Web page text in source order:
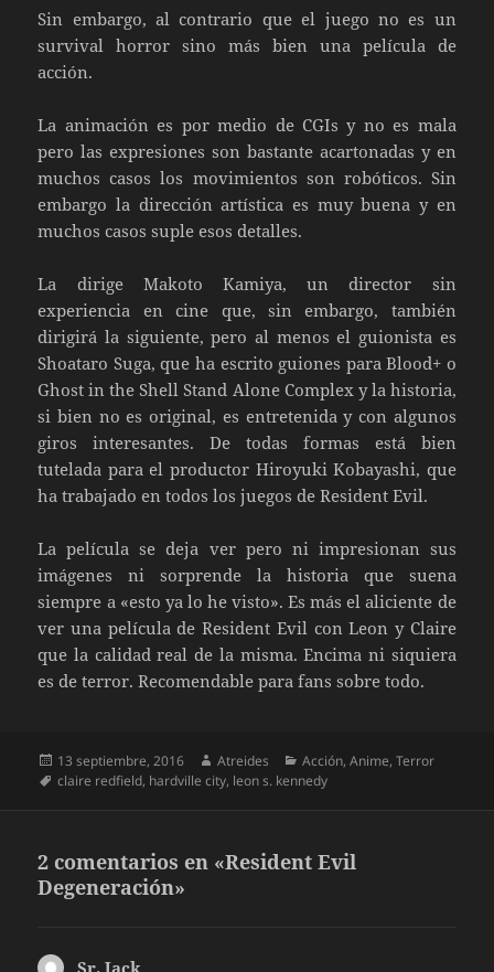
Sin embargo, al contrario que el juego no es un
survival horror sino más bien una película de
acción.
La animación es por medio de CGIs y no es mala
pero las expresiones son bastante acartonadas y en
muchos casos los movimientos son robóticos. Sin
embargo la dirección artística es muy buena y en
muchos casos suple esos detalles.
La dirige Makoto Kamiya, un director sin
experiencia en cine que, sin embargo, también
dirigirá la siguiente, pero al menos el guionista es
Shoataro Suga, que ha escrito guiones para Blood+ o
Ghost in the Shell Stand Alone Complex y la historia,
si bien no es original, es entretenida y con algunos
giros interesantes. De todas formas está bien
tutelada para el productor Hiroyuki Kobayashi, que
ha trabajado en todos los juegos de Resident Evil.
La película se deja ver pero ni impresionan sus
imágenes ni sorprende la historia que suena
siempre a «esto ya lo he visto». Es más el aliciente de
ver una película de Resident Evil con Leon y Claire
que la calidad real de la misma. Encima ni siquiera
es de terror. Recomendable para fans sobre todo.
Publicado
el
13 septiembre, 2016 Autor
Atreides Categorías
Acción,Anime,Terror
Etiquetas
claire redfield, hardville city, leon s. kennedy
2 comentarios en «Resident Evil
Degeneración»
Sr. Jack